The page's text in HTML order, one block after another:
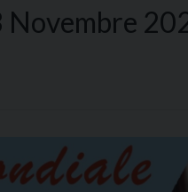
Novembre